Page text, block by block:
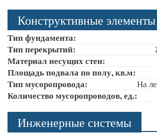
Конструктивные элементы
Тип фундамента:
Тип перекрытий:
Материал несущих стен:
Площадь подвала по полу, кв.м:
Тип мусоропровода: На
Количество мусоропроводов, ед.:
Инженерные системы